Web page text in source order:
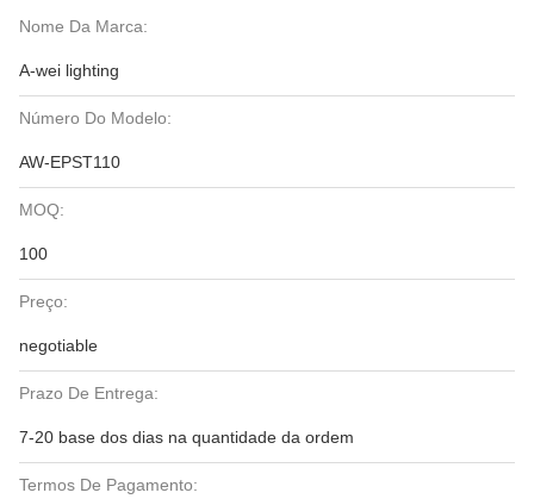
Nome Da Marca:
A-wei lighting
Número Do Modelo:
AW-EPST110
MOQ:
100
Preço:
negotiable
Prazo De Entrega:
7-20 base dos dias na quantidade da ordem
Termos De Pagamento: